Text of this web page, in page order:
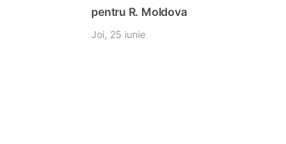
pentru R. Moldova
Joi, 25 iunie